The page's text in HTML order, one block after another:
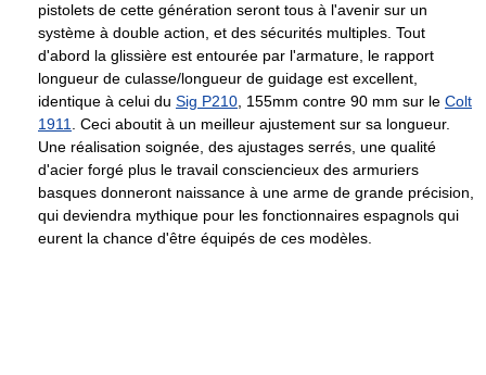
pistolets de cette génération seront tous à l'avenir sur un
système à double action, et des sécurités multiples. Tout
d'abord la glissière est entourée par l'armature, le rapport
longueur de culasse/longueur de guidage est excellent,
identique à celui du Sig P210 , 155mm contre 90 mm sur le Colt
1911
. Ceci aboutit à un meilleur ajustement sur sa longueur.
Une réalisation soignée, des ajustages serrés, une qualité
d'acier forgé plus le travail consciencieux des armuriers
basques donneront naissance à une arme de grande précision,
qui deviendra mythique pour les fonctionnaires espagnols qui
eurent la chance d'être équipés de ces modèles.